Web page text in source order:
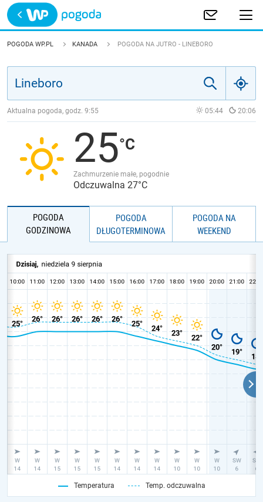
Trwa ładowanie
POLSKA
JAKOŚĆ POWIETRZA
POGODA WP.PL KANADA POGODA NA JUTRO - LINEBORO
Aktualna pogoda, godz. 9:55 05:44 20:06
25
Zachmurzenie małe, pogodnie
Odczuwalna 27°C
POGODA
GODZINOWA
POGODA
DŁUGOTERMINOWA
POGODA NA
WEEKEND
Temperatura Temp. odczuwalna